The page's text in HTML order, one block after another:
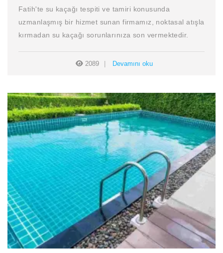
Fatih'te su kaçağı tespiti ve tamiri konusunda
uzmanlaşmış bir hizmet sunan firmamız, noktasal atışla
kırmadan su kaçağı sorunlarınıza son vermektedir.
2089 Devamını oku